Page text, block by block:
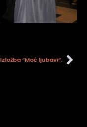
Izložba ”Moć ljubavi”.